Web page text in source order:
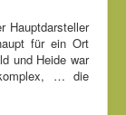
Hauptdarsteller
für ein Ort
und Heide war
… die